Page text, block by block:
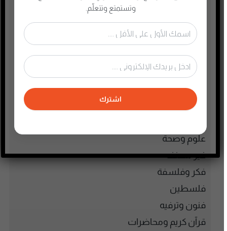
ريادة الأعمال
رياضة
سياسة واقتصاد
سيرة ذاتية
صحافة وإعلام جديد
صناعة المحتوى
علوم وصحة
غير مصنف
فكر وفلسفة
فلسطين
فنون وترفيه
قرآن كريم ومحاضرات
وتستمتع وتتعلّم.
اشترك